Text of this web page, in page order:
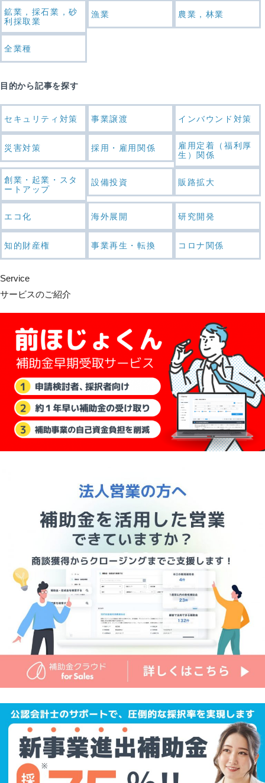
鉱業，採石業，砂
利採取業
漁業 農業，林業
全業種
目的から記事を探す
セキュリティ対策 事業譲渡 インバウンド対策
災害対策 採用・雇用関係
雇用定着（福利厚
生）関係
創業・起業・スタ
ートアップ
設備投資 販路拡大
エコ化 海外展開 研究開発
知的財産権 事業再生・転換 コロナ関係
Service
サービスのご紹介